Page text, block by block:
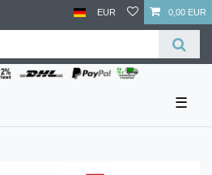
EUR 0,00 EUR
☰